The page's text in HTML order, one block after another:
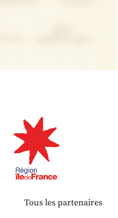
Tous les partenaires